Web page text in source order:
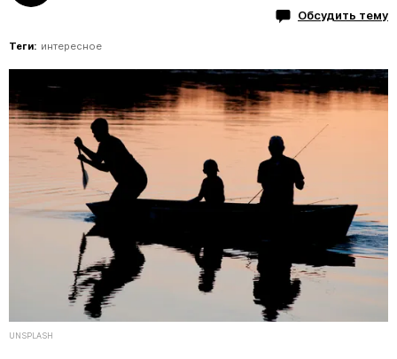
Обсудить тему
Теги: интересное
UNSPLASH